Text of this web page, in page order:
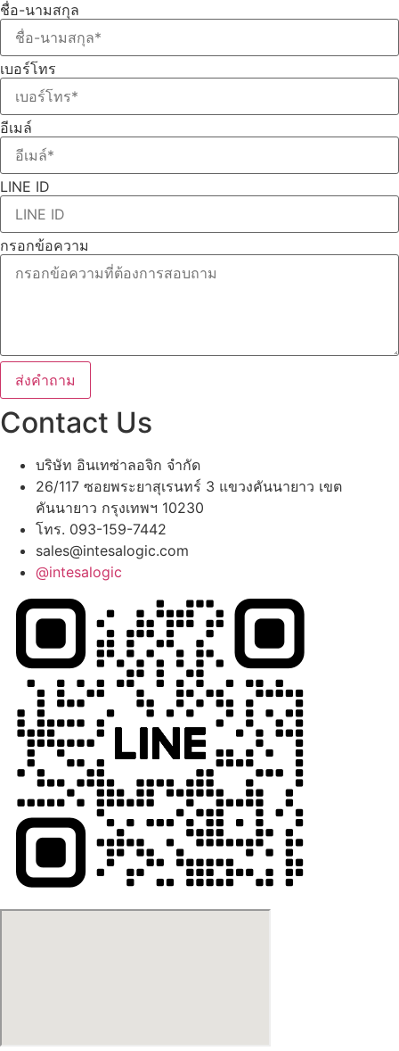
ชื่อ-นามสกุล
เบอร์โทร
อีเมล์
LINE ID
กรอกข้อความ
ส่งคำถาม
Contact Us
บริษัท อินเทซ่าลอจิก จำกัด
26/117 ซอยพระยาสุเรนทร์ 3 แขวงคันนายาว เขต
คันนายาว กรุงเทพฯ 10230
โทร. 093-159-7442
sales@intesalogic.com
@intesalogic